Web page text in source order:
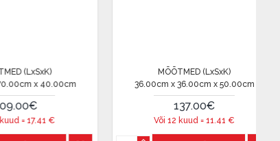
36.00cm x 36.00cm x 40.00cm
38.00cm x